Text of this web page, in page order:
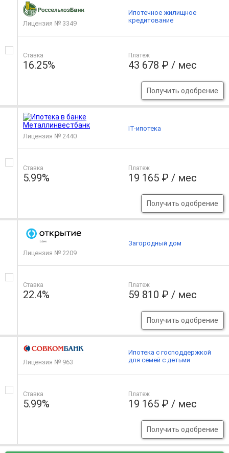
Лицензия № 3349
Ставка
16.25%
Платеж
43 678 ₽ / мес
Получить одобрение
Ипотечное жилищное
кредитование
Лицензия № 2440
Ставка
5.99%
Платеж
19 165 ₽ / мес
Получить одобрение
IT-ипотека
Лицензия № 2209
Ставка
22.4%
Платеж
59 810 ₽ / мес
Получить одобрение
Загородный дом
Лицензия № 963
Ставка
5.99%
Платеж
19 165 ₽ / мес
Получить одобрение
Ипотека с господдержкой
для семей с детьми